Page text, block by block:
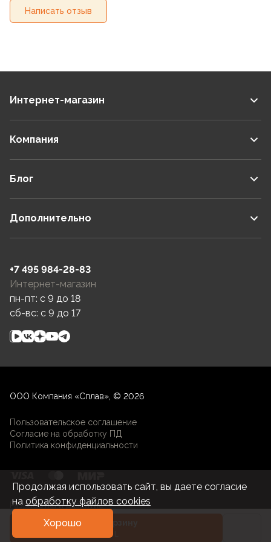
Написать отзыв
Интернет-магазин
Компания
Блог
Дополнительно
+7 495 984-28-83
Интернет-магазин
пн-пт: c 9 до 18
сб-вс: c 9 до 17
ООО Компания «Сплав», © 2026
Пользовательское соглашение
Согласие на обработку ПД
Политика конфиденциальности
Разработка и развитие
Продолжая использовать сайт, вы даете согласие
на обработку файлов cookies
Хорошо